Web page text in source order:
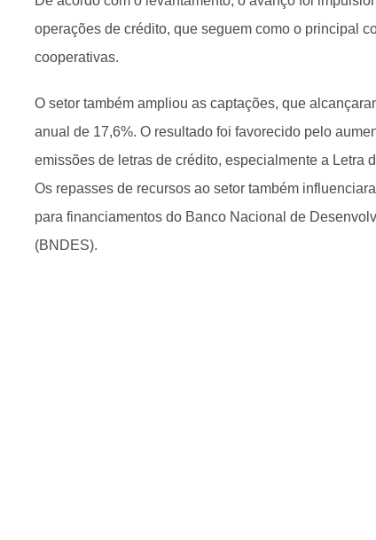
operações de crédito, que seguem como o principal
cooperativas.
O setor também ampliou as captações, que
anual de 17,6%. O resultado foi favorecido pelo
emissões de letras de crédito, especialmente a Letra
Os repasses de recursos ao setor também
para financiamentos do Banco Nacional de
(BNDES).